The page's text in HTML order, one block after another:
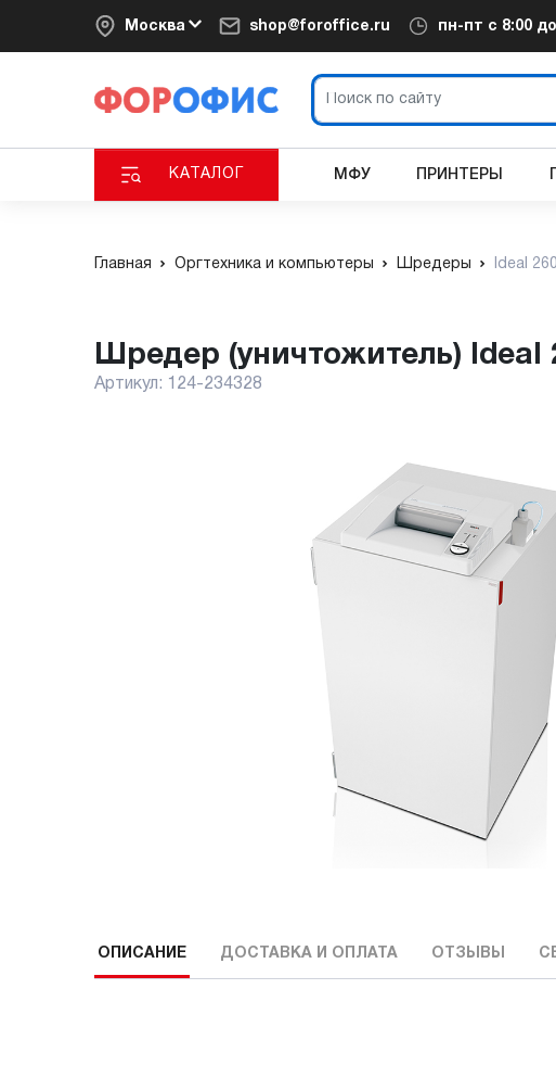
Москва shop@foroffice.ru пн-пт с 8:00
КАТАЛОГ МФУ ПРИНТЕРЫ
Главная Оргтехника и компьютеры Шредеры Ideal
Шредер (уничтожитель)
Артикул: 124-234328
ОПИСАНИЕ ДОСТАВКА И ОПЛАТА ОТЗЫВЫ